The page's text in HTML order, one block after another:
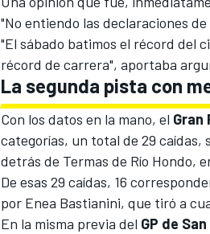
"No entiendo las declaraciones
"El sábado batimos el récord del
récord de carrera", aportaba
La segunda pista con
Con los datos en la mano, el Gran
categorías, un total de 29 caídas,
detrás de Termas de Río Hondo,
De esas 29 caídas, 16
por Enea Bastianini, que tiró a
En la misma previa del GP de